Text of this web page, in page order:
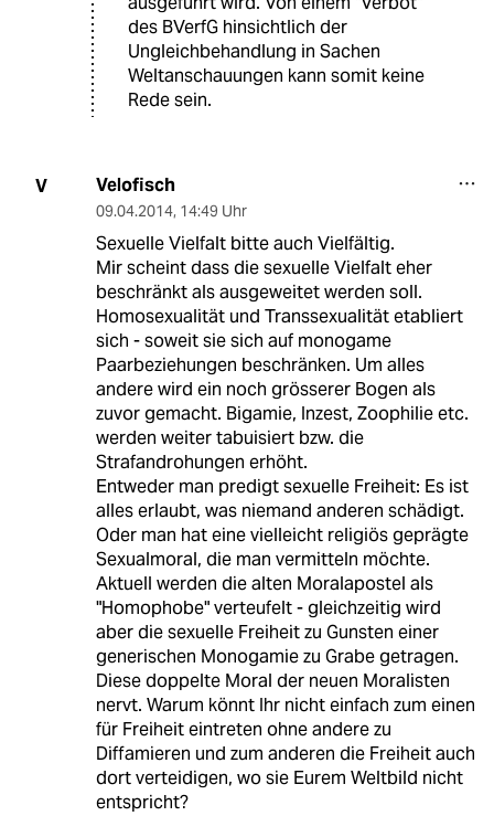
des BVerfG hinsichtlich der
Ungleichbehandlung in Sachen
Weltanschauungen kann somit keine
Rede sein.
V Velofisch
09.04.2014, 14:49 Uhr
Sexuelle Vielfalt bitte auch Vielfältig.
Mir scheint dass die sexuelle Vielfalt eher
beschränkt als ausgeweitet werden soll.
Homosexualität und Transsexualität etabliert
sich - soweit sie sich auf monogame
Paarbeziehungen beschränken. Um alles
andere wird ein noch grösserer Bogen als
zuvor gemacht. Bigamie, Inzest, Zoophilie etc.
werden weiter tabuisiert bzw. die
Strafandrohungen erhöht.
Entweder man predigt sexuelle Freiheit: Es ist
alles erlaubt, was niemand anderen schädigt.
Oder man hat eine vielleicht religiös geprägte
Sexualmoral, die man vermitteln möchte.
Aktuell werden die alten Moralapostel als
"Homophobe" verteufelt - gleichzeitig wird
aber die sexuelle Freiheit zu Gunsten einer
generischen Monogamie zu Grabe getragen.
Diese doppelte Moral der neuen Moralisten
nervt. Warum könnt Ihr nicht einfach zum einen
für Freiheit eintreten ohne andere zu
Diffamieren und zum anderen die Freiheit auch
dort verteidigen, wo sie Eurem Weltbild nicht
entspricht?